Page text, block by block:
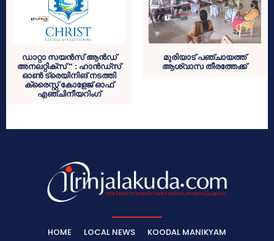
ഡാറ്റാ സയൻസ് ആൻഡ്
അനലറ്റിക്സ് ” : ഹാൻഡ്‌സ്
ഓൺ ട്രെയിനിങ് നടത്തി
ക്രൈസ്റ്റ് കോളേജ് ഓഫ്
എഞ്ചിനീയറിംഗ്
മുരിയാട് പഞ്ചായത്ത്
ആശ്വാസ തീരത്തേക്ക്
HOME LOCAL NEWS KOODAL MANIKYAM